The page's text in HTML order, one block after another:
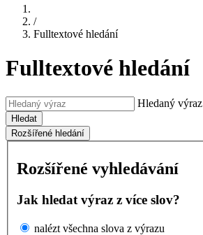
/
Fulltextové hledání
Fulltextové hledání
Hledaný výraz
Hledat
Rozšířené hledání
Rozšířené vyhledávání
Jak hledat výraz z více slov?
nalézt všechna slova z výrazu